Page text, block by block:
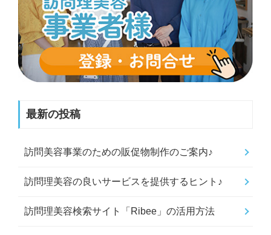
最新の投稿
訪問美容事業のための販促物制作のご案内♪
訪問理美容の良いサービスを提供するヒント♪
訪問理美容検索サイト「Ribee」の活用方法